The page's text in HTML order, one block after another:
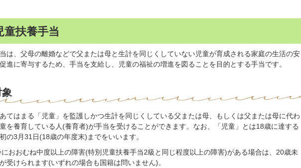
童扶養手当
は、父母の離婚などで父または母と生計を同じくしていない児童が育成される家庭の生活の安
進に寄与するため、手当を支給し、児童の福祉の増進を図ることを目的とする手当です。
てはまる「児童」を監護しかつ生計を同じくしている父または母、もしくは父または母に代わ
を養育している人(養育者)が手当を受けることができます。なお、「児童」とは18歳に達する
の3月31日(18歳の年度末)までをいいます。
におおむね中度以上の障害(特別児童扶養手当2級と同じ程度以上の障害)がある場合は、20歳未
受けられます(いずれの場合も国籍は問いません)。